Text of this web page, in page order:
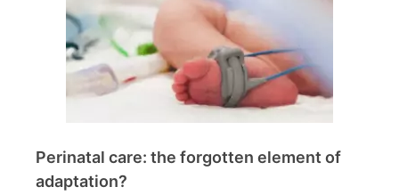
Perinatal care: the forgotten element of
adaptation?